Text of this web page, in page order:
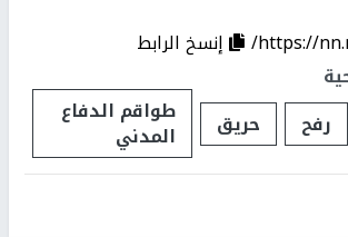
https://
إنسخ الرابط
رفح حريق طواقم الدفاع
المدني